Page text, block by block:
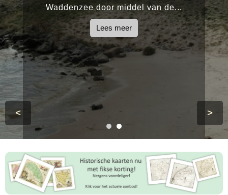
Waddenzee door middel van de...
Lees meer
< >